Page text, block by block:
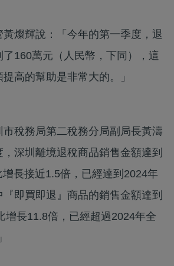
燦輝說：「今年的第一季度，退
160萬元（人民幣，下同），這
高的幫助是非常大的。」
市稅務局第二稅務分局副局長黃濤
深圳離境退稅商品銷售金額達到
長接近1.5倍，已經達到2024年
即買即退』商品的銷售金額達到
增長11.8倍，已經超過2024年全